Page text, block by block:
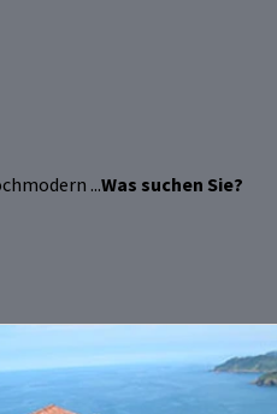
...Was suchen Sie?